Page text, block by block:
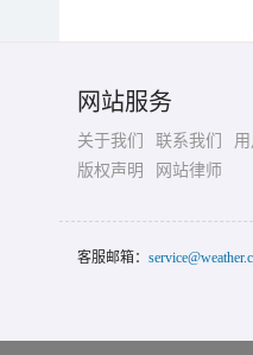
网站服务
关于我们 联系我们
版权声明
网站律师
客服邮箱：